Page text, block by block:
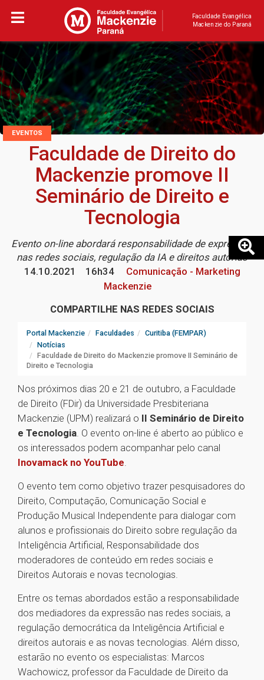
Faculdade Evangélica
Mackenzie do Paraná
EVENTOS
Faculdade de Direito do
Mackenzie promove II
Seminário de Direito e
Tecnologia
Evento on-line abordará responsabilidade de expressão
nas redes sociais, regulação da IA e direitos autorias
14.10.2021
16h34
Comunicação - Marketing
Mackenzie
COMPARTILHE NAS REDES SOCIAIS
Portal Mackenzie Faculdades
Curitiba (FEMPAR)
Notícias
Faculdade de Direito do Mackenzie promove II Seminário de
Direito e Tecnologia
Nos próximos dias 20 e 21 de outubro, a Faculdade
de Direito (FDir) da Universidade Presbiteriana
Mackenzie (UPM) realizará o II Seminário de Direito
e Tecnologia. O evento on-line é aberto ao público e
os interessados podem acompanhar pelo canal
Inovamack no YouTube.
O evento tem como objetivo trazer pesquisadores do
Direito, Computação, Comunicação Social e
Produção Musical Independente para dialogar com
alunos e profissionais do Direito sobre regulação da
Inteligência Artificial, Responsabilidade dos
moderadores de conteúdo em redes sociais e
Direitos Autorais e novas tecnologias.
Entre os temas abordados estão a responsabilidade
dos mediadores da expressão nas redes sociais, a
regulação democrática da Inteligência Artificial e
direitos autorais e as novas tecnologias. Além disso,
estarão no evento os especialistas: Marcos
Wachowicz, professor da Faculdade de Direito da